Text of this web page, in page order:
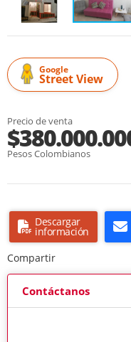
Google
Street View
Precio de venta
Pesos Colombianos
Descargar
información
Compartir
Contáctanos